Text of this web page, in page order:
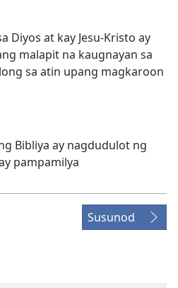
Diyos at kay Jesu-Kristo ay
malapit na kaugnayan sa
sa atin upang magkaroon
Bibliya ay nagdudulot ng
pampamilya
Susunod